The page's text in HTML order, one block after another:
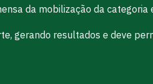
da mobilização da
gerando resultados e deve